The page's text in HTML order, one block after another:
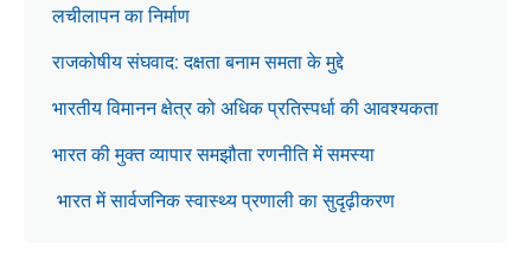
लचीलापन का निर्माण
राजकोषीय संघवाद: दक्षता बनाम समता के मुद्दे
भारतीय विमानन क्षेत्र को अधिक प्रतिस्पर्धा की आवश्यकता
भारत की मुक्त व्यापार समझौता रणनीति में समस्या
भारत में सार्वजनिक स्वास्थ्य प्रणाली का सुदृढ़ीकरण